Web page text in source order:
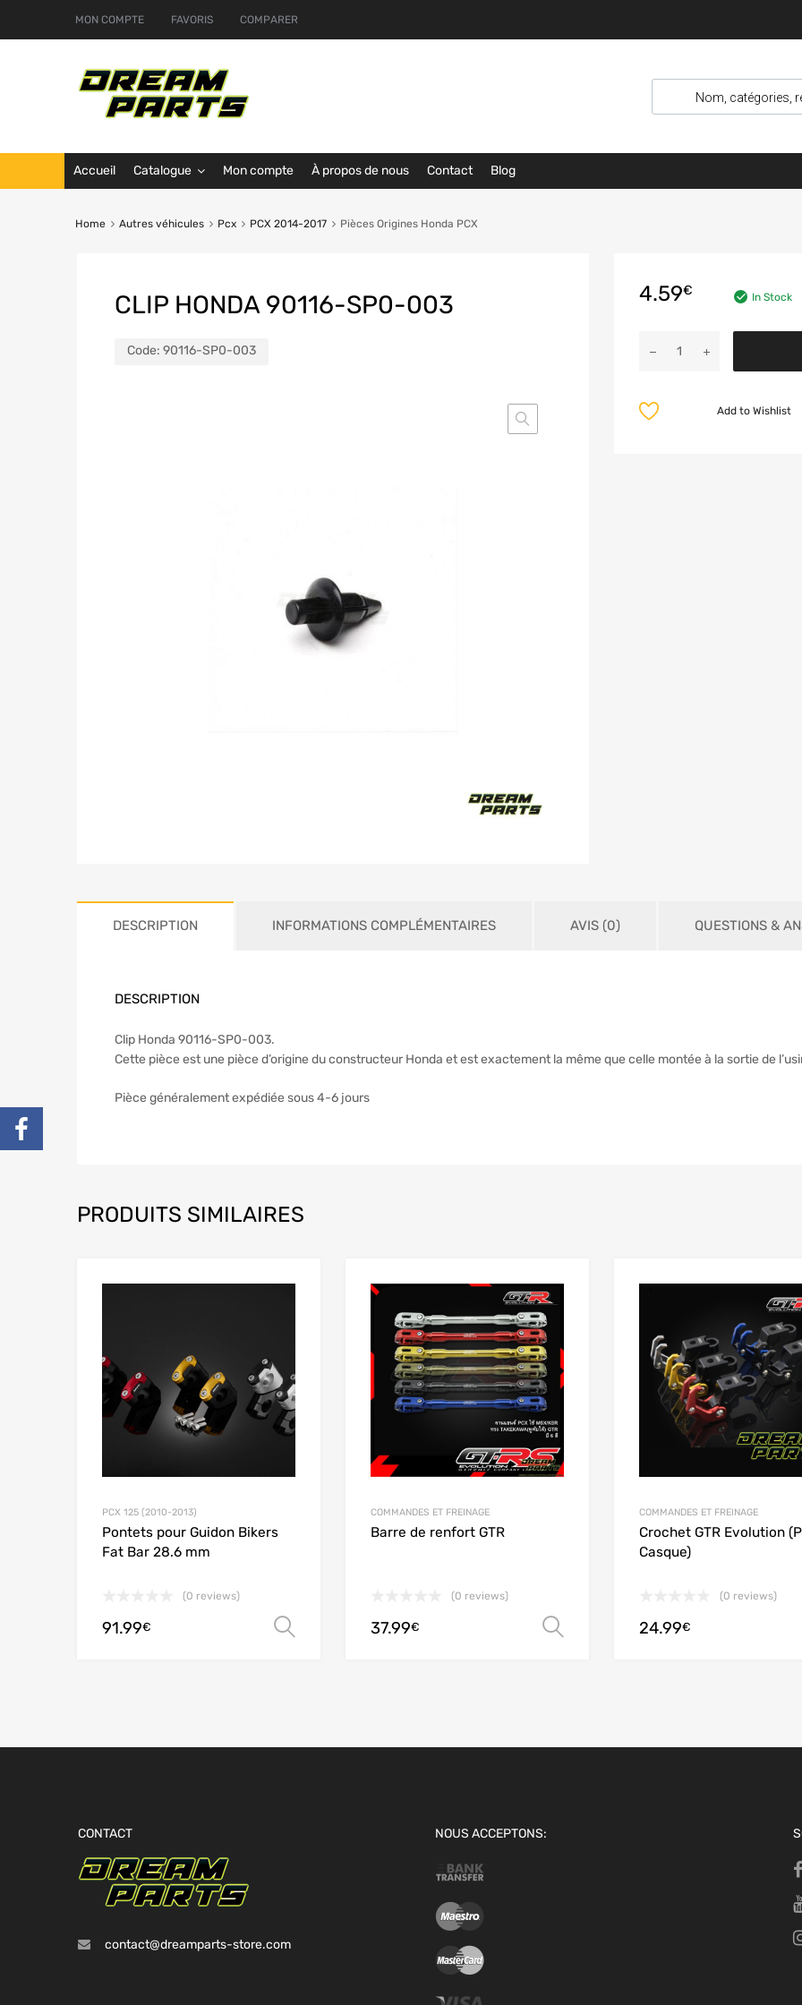
MON COMPTE FAVORIS COMPARER
Accueil Catalogue Mon compte À propos de nous Contact Blog
Home Autres véhicules Pcx PCX 2014-2017 Pièces Origines Honda PCX
CLIP HONDA 90116-SP0-003
Code: 90116-SP0-003
4.59€ In Stock
Add to Wishlist
DESCRIPTION INFORMATIONS COMPLÉMENTAIRES AVIS (0) QUESTIONS &
DESCRIPTION
Clip Honda 90116-SP0-003.
Cette pièce est une pièce d’origine du constructeur Honda et est exactement la même que celle montée à la sortie de
Pièce généralement expédiée sous 4-6 jours
PRODUITS SIMILAIRES
Add to Wishlist
Add to Compare
PCX 125 (2010-2013)
Pontets pour Guidon Bikers
Fat Bar 28.6 mm
(0 reviews)
91.99€ Choix des options
Add to Compare
COMMANDES ET FREINAGE
Barre de renfort GTR
(0 reviews)
37.99€ Choix des options
COMMANDES ET FREINAGE
Crochet GTR Evolution
Casque)
(0 reviews)
24.99€
CONTACT
contact@dreamparts-store.com
NOUS ACCEPTONS: